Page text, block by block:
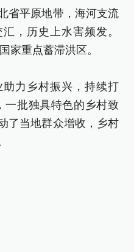
省平原地带，海河支流
，历史上水害频发。
家重点蓄滞洪区。
力乡村振兴，持续打
一批独具特色的乡村致
了当地群众增收，乡村